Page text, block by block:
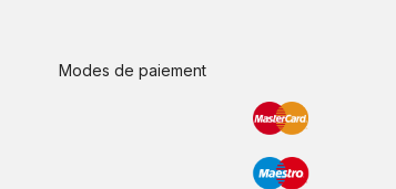
Modes de paiement